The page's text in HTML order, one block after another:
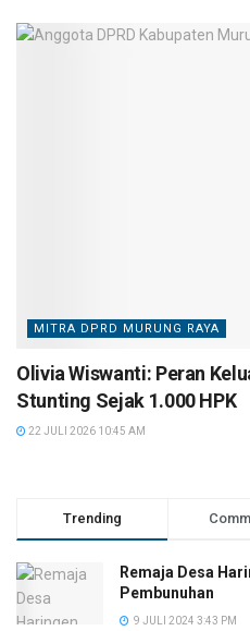
MITRA DPRD MURUNG RAYA
Olivia Wiswanti: Peran
Stunting Sejak 1.000 HPK
22 JULI 2026 10:45 AM
Trending
Remaja Desa
Pembunuhan
9 JULI 2024 3:43 PM